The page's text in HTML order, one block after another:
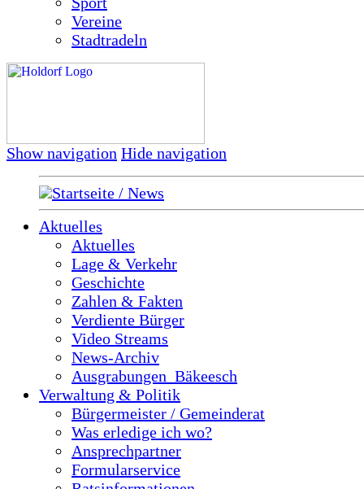
Vereine
Stadtradeln
Show navigation Hide navigation
Startseite / News
Aktuelles
Aktuelles
Lage & Verkehr
Geschichte
Zahlen & Fakten
Verdiente Bürger
Video Streams
News-Archiv
Ausgrabungen_Bäkeesch
Verwaltung & Politik
Bürgermeister / Gemeinderat
Was erledige ich wo?
Ansprechpartner
Formularservice